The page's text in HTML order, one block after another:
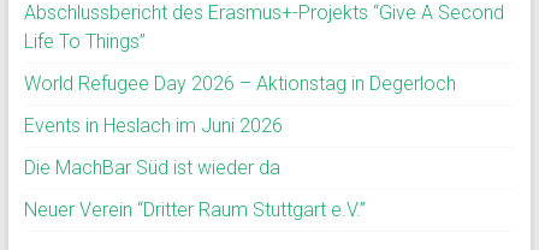
Abschlussbericht des Erasmus+-Projekts “Give A Second
Life To Things”
World Refugee Day 2026 – Aktionstag in Degerloch
Events in Heslach im Juni 2026
Die MachBar Süd ist wieder da
Neuer Verein “Dritter Raum Stuttgart e.V.”